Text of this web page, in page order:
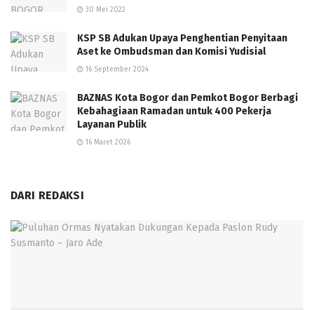
30 Mei 2022
KSP SB Adukan Upaya Penghentian Penyitaan
Aset ke Ombudsman dan Komisi Yudisial
16 September 2024
BAZNAS Kota Bogor dan Pemkot Bogor Berbagi
Kebahagiaan Ramadan untuk 400 Pekerja
Layanan Publik
16 Maret 2026
DARI REDAKSI